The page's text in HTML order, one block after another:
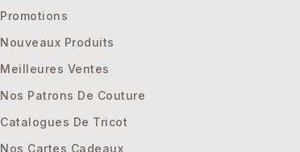
Promotions
Nouveaux Produits
Meilleures Ventes
Nos Patrons De Couture
Catalogues De Tricot
Nos Cartes Cadeaux